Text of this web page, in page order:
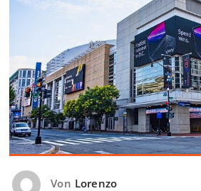
Von Lorenzo